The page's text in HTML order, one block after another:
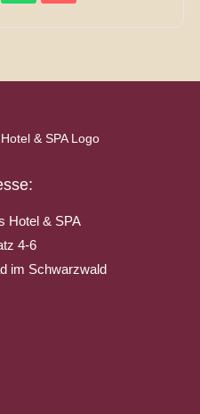
Hotel & SPA
4-6
im Schwarzwald